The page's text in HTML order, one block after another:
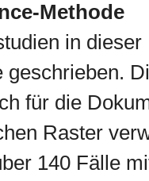
Methode
in
geschrieben.
für die
Raster
140 Fälle